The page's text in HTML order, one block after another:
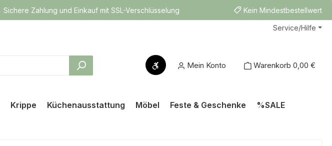
Sichere Zahlung und Einkauf mit SSL-Verschlüsselung Kein Mindestbestellwert
Service/Hilfe
Werkzeugleiste anzeigen
Mein Konto Warenkorb 0,00 €
Krippe Küchenausstattung Möbel Feste & Geschenke %SALE